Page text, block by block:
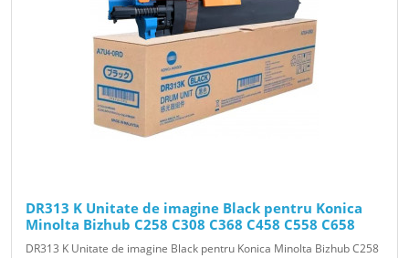
DR313 K Unitate de imagine Black pentru Konica
Minolta Bizhub C258 C308 C368 C458 C558 C658
DR313 K Unitate de imagine Black pentru Konica Minolta Bizhub C258